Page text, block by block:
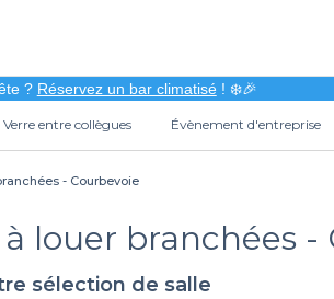
? Réservez un bar climatisé! ❄️🎉
Verre entre collègues Évènement d'entreprise
- Courbevoie
louer branchées -
sélection de salle